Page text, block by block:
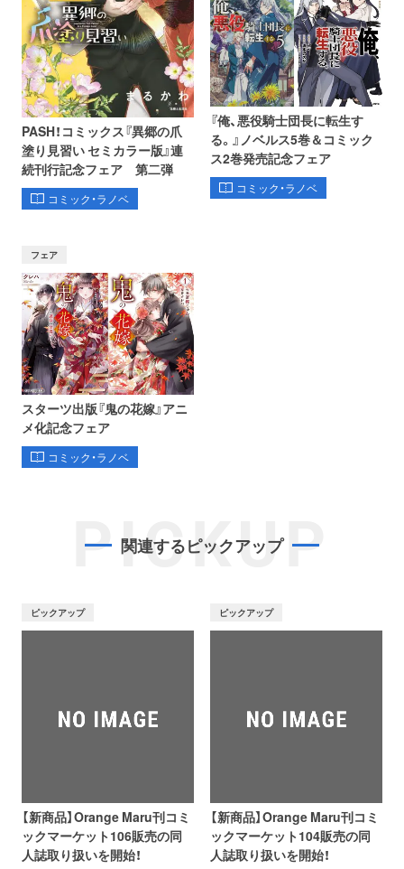
PASH！コミックス『異郷の爪
塗り見習い セミカラー版』連
続刊行記念フェア 第二弾
コミック・ラノベ
フェア
スターツ出版『鬼の花嫁』アニ
メ化記念フェア
コミック・ラノベ
『俺、悪役騎士団長に転生す
る。』ノベルス5巻＆コミック
ス2巻発売記念フェア
コミック・ラノベ
PICKUP
関連するピックアップ
ピックアップ
【新商品】Orange Maru刊コミ
ックマーケット106販売の同
人誌取り扱いを開始！
ピックアップ
【新商品】Orange Maru刊コミ
ックマーケット104販売の同
人誌取り扱いを開始！